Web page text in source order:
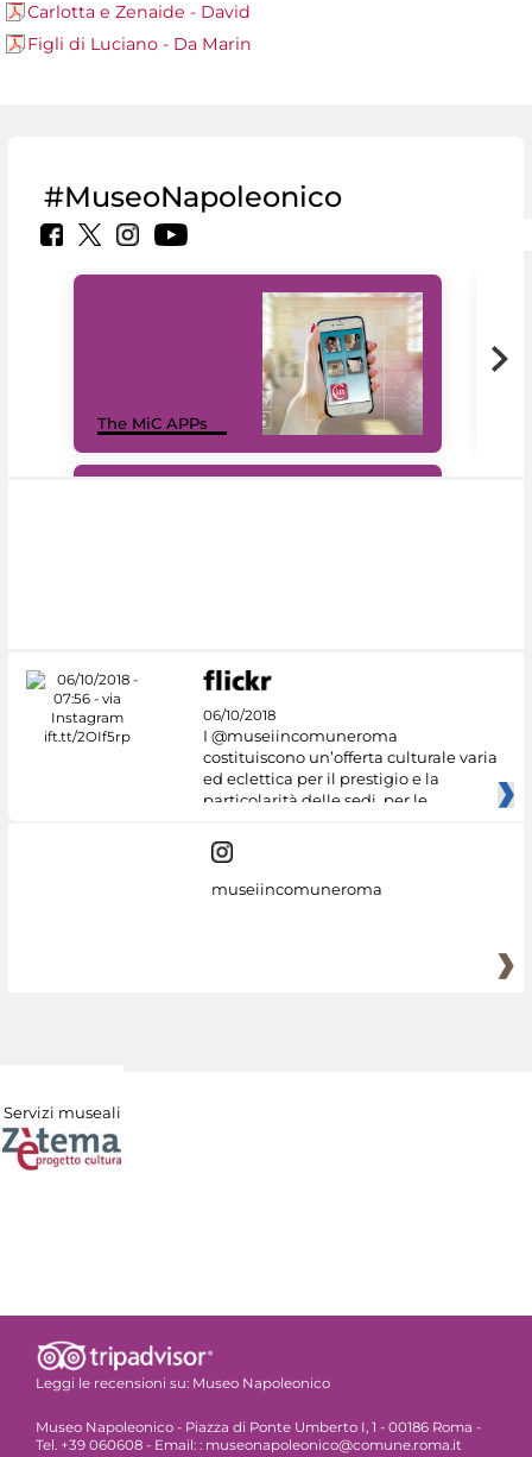
Carlotta e Zenaide - David
Figli di Luciano - Da Marin
#MuseoNapoleonico
The MiC APPs
06/10/2018
I @museiincomuneroma
costituiscono un’offerta culturale varia
ed eclettica per il prestigio e la
particolarità delle sedi, per le
museiincomuneroma
Servizi museali
Leggi le recensioni su: Museo Napoleonico
Museo Napoleonico - Piazza di Ponte Umberto I, 1 - 00186 Roma -
Tel. +39 060608 - Email: : museonapoleonico@comune.roma.it